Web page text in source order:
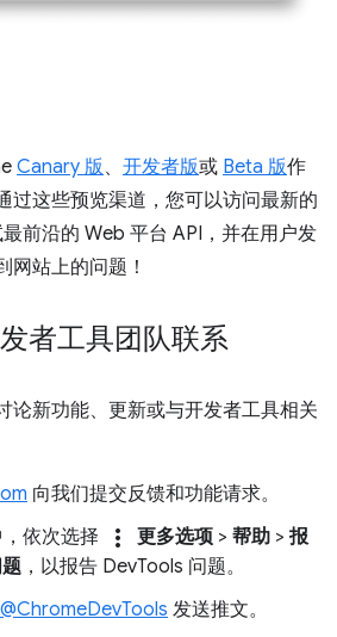
Canary 版、 开发者版或 Beta 版作
过这些预览渠道，您可以访问最新的
前沿的 Web 平台 API，并在用户发
网站上的问题！
者工具团队联系
论新功能、更新或与开发者工具相关
向我们提交反馈和功能请求。
依次选择
more_vert 更多选项 > 帮助 > 报
，以报告 DevTools 问题。
@ChromeDevTools 发送推文。